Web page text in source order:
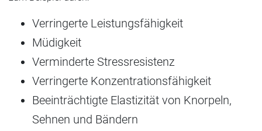
Verringerte Leistungsfähigkeit
Müdigkeit
Verminderte Stressresistenz
Verringerte Konzentrationsfähigkeit
Beeinträchtigte Elastizität von Knorpeln,
Sehnen und Bändern